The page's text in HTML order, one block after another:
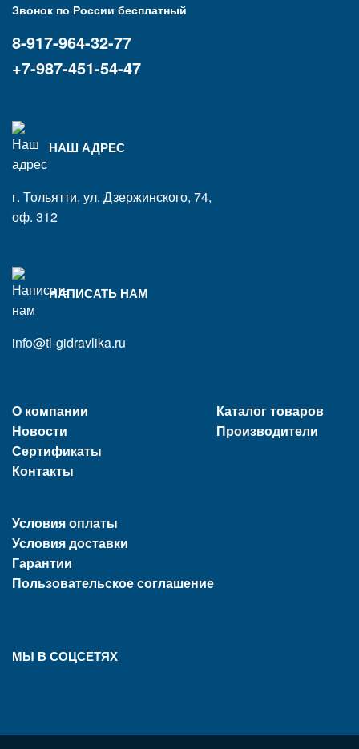
Звонок по России бесплатный
8-917-964-32-77
+7-987-451-54-47
НАШ АДРЕС
г. Тольятти, ул. Дзержинского, 74,
оф. 312
НАПИСАТЬ НАМ
info@tl-gidravlika.ru
О компании
Новости
Сертификаты
Контакты
Условия оплаты
Условия доставки
Гарантии
Пользовательское соглашение
Каталог товаров
Производители
МЫ В СОЦСЕТЯХ